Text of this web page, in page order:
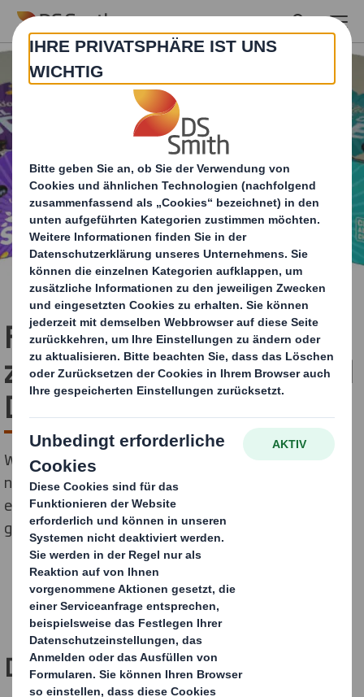
Skip to main content
Fruchtbare Partnerschaft
zwischen Whitworths und
DS Smith
Whitworths hat für die Markteinführung seiner
neuesten Produktreihe gesunder "Superfood"-Snacks
eine fruchtbare Partnerschaft mit DS Smith
geschmiedet.
Die Herausforderung